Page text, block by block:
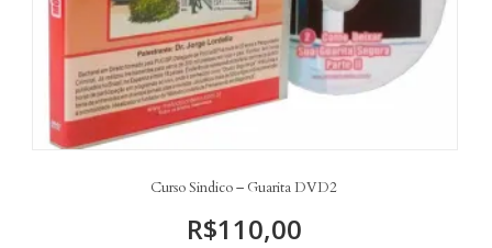
Curso Sindico – Guarita DVD2
R$110,00